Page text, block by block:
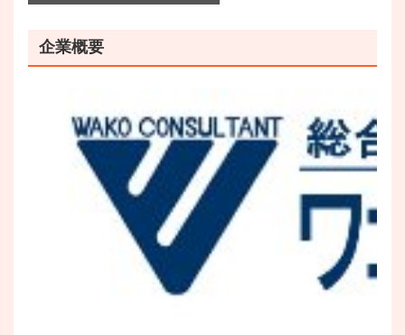
企業概要